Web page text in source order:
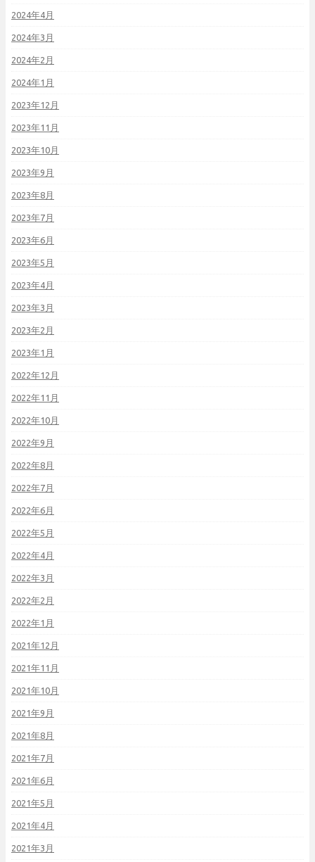
2024年4月
2024年3月
2024年2月
2024年1月
2023年12月
2023年11月
2023年10月
2023年9月
2023年8月
2023年7月
2023年6月
2023年5月
2023年4月
2023年3月
2023年2月
2023年1月
2022年12月
2022年11月
2022年10月
2022年9月
2022年8月
2022年7月
2022年6月
2022年5月
2022年4月
2022年3月
2022年2月
2022年1月
2021年12月
2021年11月
2021年10月
2021年9月
2021年8月
2021年7月
2021年6月
2021年5月
2021年4月
2021年3月